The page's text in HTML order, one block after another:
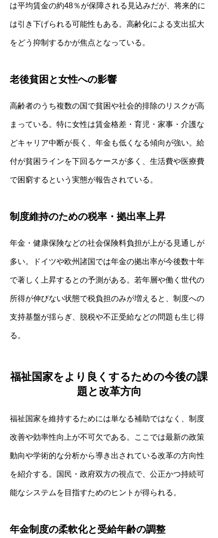
は平均賃金の約48％が保障される見込みだが、将来的に
は引き下げられる可能性もある。高齢化による支出拡大
をどう抑制するかが焦点となっている。
老後貧困と女性への影響
高齢者のうち複数の国で貧困や社会的排除のリスクが高
まっている。特に女性は賃金格差・育児・家事・介護な
どキャリア中断が長く、年金も低くなる傾向が強い。給
付が貧困ラインを下回るケースが多く、生活費や医療費
で困窮するという実態が報告されている。
制度維持のための税率・拠出率上昇
年金・健康保険などの社会保険料負担が上がる見通しが
多い。ドイツや欧州諸国では年金の拠出率が今後数十年
で著しく上昇するとの予測がある。若年層や働く世代の
所得が伸びない状態で税負担のみが増えると、制度への
支持基盤が揺らぎ、脱税や不正受給などの問題も生じ得
る。
福祉国家をより良くするための今後の課
題と改革方向
福祉国家を維持するためには単なる補助ではなく、制度
改善や効率性向上が不可欠である。ここでは最新の政策
動向や学術的な分析から導き出されている改革の方向性
を紹介する。国民・政府双方の視点で、公正かつ持続可
能なシステムを目指すためのヒントが得られる。
年金制度の柔軟化と受給年齢の調整